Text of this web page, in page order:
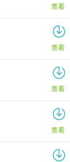
查看
查看
查看
查看